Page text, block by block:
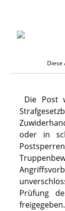
Diese
Die Post
oder in
Prüfung
freigegeben.